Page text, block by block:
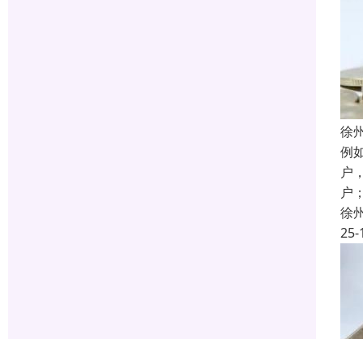
徐
例
户
户
徐
25-